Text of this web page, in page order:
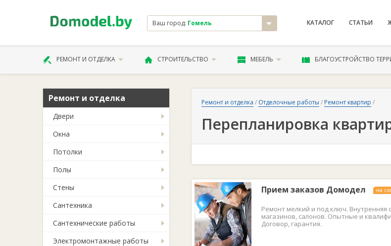
Ваш город: Гомель КАТАЛОГ СТАТЬИ
РЕМОНТ И ОТДЕЛКА СТРОИТЕЛЬСТВО МЕБЕЛЬ БЛАГОУСТРОЙСТВО
Ремонт и отделка
Двери
Окна
Потолки
Полы
Стены
Сантехника
Сантехнические работы
Электромонтажные работы
Ремонт и отделка / Отделочные работы / Ремонт квартир /
Перепланировка
Прием заказов Домодел на
Ремонт мелкий и под ключ. Внутренняя
магазинов, салонов. Опытные и
Договор, гарантия.